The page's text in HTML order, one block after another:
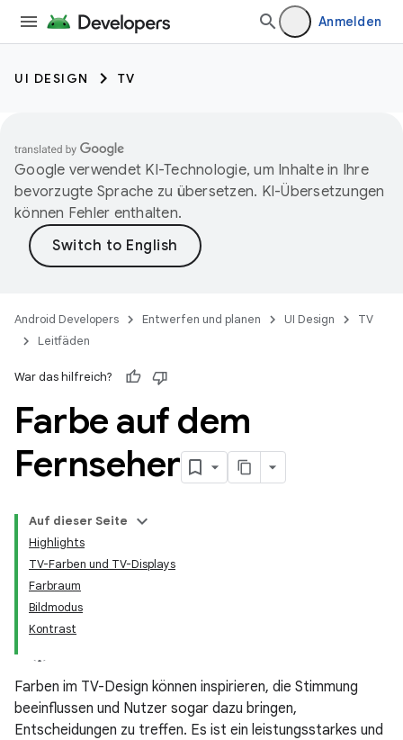
Anmelden
UI DESIGN TV
Google verwendet KI-Technologie, um Inhalte in Ihre
bevorzugte Sprache zu übersetzen. KI-Übersetzungen
können Fehler enthalten.
Android Developers Entwerfen und planen UI Design
TV
Leitfäden
War das hilfreich?
Farbe auf dem
Fernseher
Auf dieser Seite
Highlights
TV-Farben und TV-Displays
Farbraum
Bildmodus
Kontrast
Farben im TV-Design können inspirieren, die Stimmung
beeinflussen und Nutzer sogar dazu bringen,
Entscheidungen zu treffen. Es ist ein leistungsstarkes und